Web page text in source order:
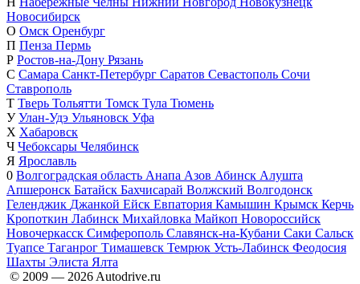
Новосибирск
О Омск Оренбург
П Пенза Пермь
Р Ростов-на-Дону Рязань
С Самара Санкт-Петербург Саратов Севастополь Сочи
Ставрополь
Т Тверь Тольятти Томск Тула Тюмень
У Улан-Удэ Ульяновск Уфа
Х Хабаровск
Ч Чебоксары Челябинск
Я Ярославль
0 Волгоградская область Анапа Азов Абинск Алушта
Апшеронск Батайск Бахчисарай Волжский Волгодонск
Геленджик Джанкой Ейск Евпатория Камышин Крымск Керчь
Кропоткин Лабинск Михайловка Майкоп Новороссийск
Новочеркасск Симферополь Славянск-на-Кубани Саки Сальск
Туапсе Таганрог Тимашевск Темрюк Усть-Лабинск Феодосия
Шахты Элиста Ялта
© 2009 — 2026 Autodrive.ru